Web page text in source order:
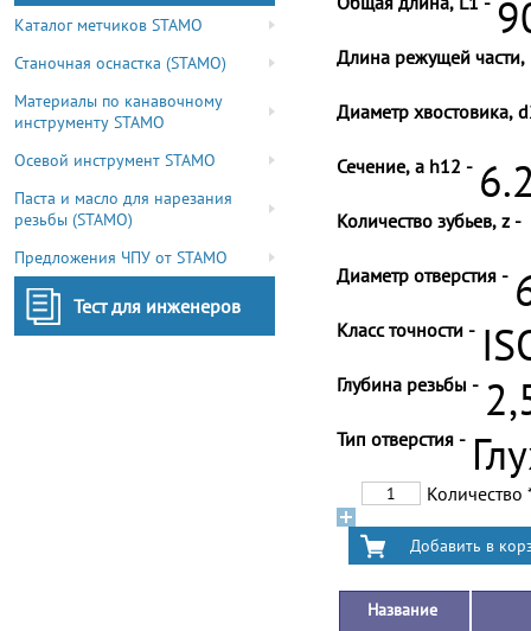
Каталог метчиков STAMO
Станочная оснастка (STAMO)
Материалы по канавочному
инструменту STAMO
Осевой инструмент STAMO
Паста и масло для нарезания
резьбы (STAMO)
Предложения ЧПУ от STAMO
Тест для инженеров
Длина режущей части,
Диаметр хвостовика,
Сечение, a h12 -
Количество зубьев, z -
Диаметр отверстия -
Класс точности -
Глубина резьбы -
Тип отверстия -
Количество
Название